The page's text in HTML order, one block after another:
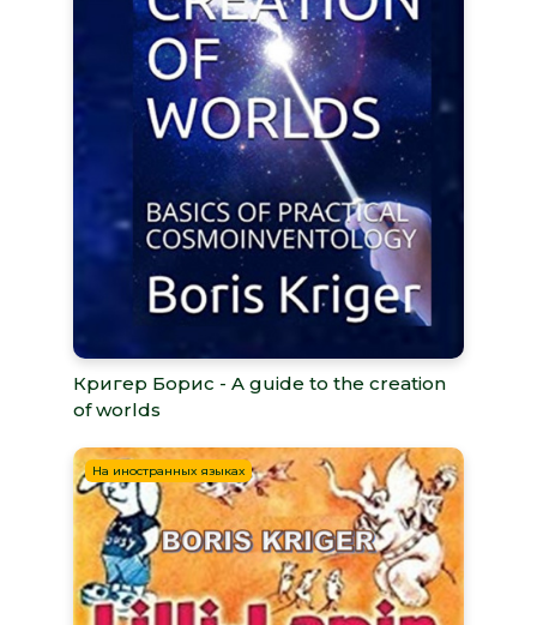
Кригер Борис - A guide to the creation
of worlds
На иностранных языках